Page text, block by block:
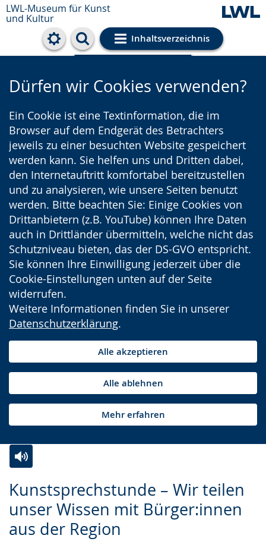
LWL-Museum für Kunst
und Kultur
Inhaltsverzeichnis
Cookie-Einstellungen
Dürfen wir Cookies verwenden?
Ein Cookie ist eine Textinformation, die im
Browser auf dem Endgerät des Betrachters
jeweils zu einer besuchten Website gespeichert
werden kann. Sie helfen uns und Dritten dabei,
den Internetauftritt komfortabel bereitzustellen
und zu analysieren, wie unsere Seiten benutzt
werden. Bitte beachten Sie: Einige Cookies von
Drittanbietern (z.B. YouTube) können Ihre Daten
auch in Drittländer übermitteln, welche nicht das
Schutzniveau bieten, das der DS-GVO entspricht.
Sie können Ihre Einwilligung jederzeit über die
Cookie-Einstellungen unten auf der Seite
widerrufen.
Weitere Informationen finden Sie in unserer
Datenschutzerklärung.
Alle akzeptieren
Alle ablehnen
Mehr erfahren
Kunstsprechstunde – Wir teilen
unser Wissen mit Bürger:innen
aus der Region
Leichten
Sprache
wechseln.
Audio-
Unterstützung.
Video
in
Deutscher